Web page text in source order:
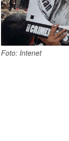
Foto: Intenet